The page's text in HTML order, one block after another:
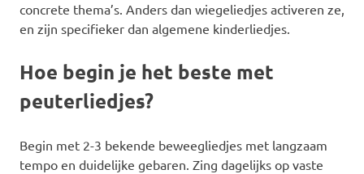
concrete thema’s. Anders dan wiegeliedjes activeren ze,
en zijn specifieker dan algemene kinderliedjes.
Hoe begin je het beste met
peuterliedjes?
Begin met 2-3 bekende beweegliedjes met langzaam
tempo en duidelijke gebaren. Zing dagelijks op vaste